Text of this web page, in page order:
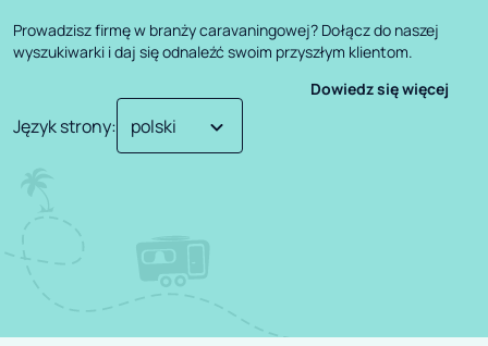
Prowadzisz firmę w branży caravaningowej? Dołącz do naszej
wyszukiwarki i daj się odnaleźć swoim przyszłym klientom.
Dowiedz się więcej
Język strony: